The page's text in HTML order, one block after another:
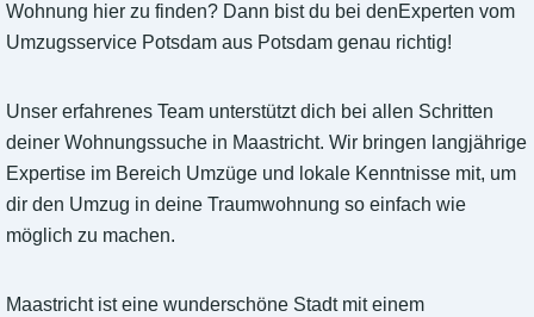
Wohnung hier zu finden? Dann bist du bei denExperten vom
Umzugsservice Potsdam aus Potsdam genau richtig!
Unser erfahrenes Team unterstützt dich bei allen Schritten
deiner Wohnungssuche in Maastricht. Wir bringen langjährige
Expertise im Bereich Umzüge und lokale Kenntnisse mit, um
dir den Umzug in deine Traumwohnung so einfach wie
möglich zu machen.
Maastricht ist eine wunderschöne Stadt mit einem